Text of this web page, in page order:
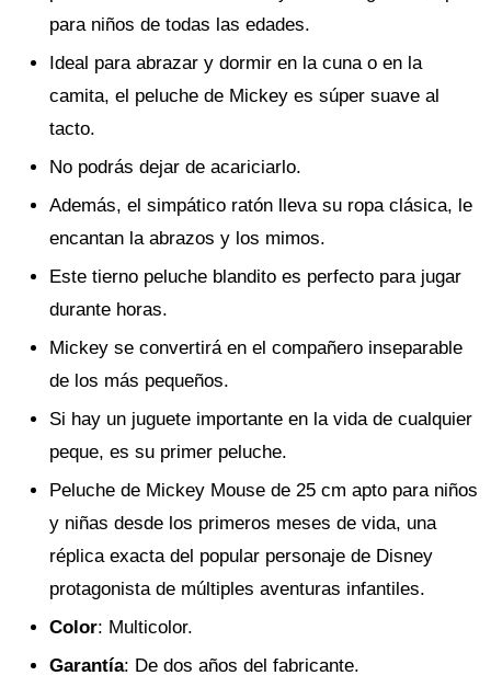
para niños de todas las edades.
Ideal para abrazar y dormir en la cuna o en la
camita, el peluche de Mickey es súper suave al
tacto.
No podrás dejar de acariciarlo.
Además, el simpático ratón lleva su ropa clásica, le
encantan la abrazos y los mimos.
Este tierno peluche blandito es perfecto para jugar
durante horas.
Mickey se convertirá en el compañero inseparable
de los más pequeños.
Si hay un juguete importante en la vida de cualquier
peque, es su primer peluche.
Peluche de Mickey Mouse de 25 cm apto para niños
y niñas desde los primeros meses de vida, una
réplica exacta del popular personaje de Disney
protagonista de múltiples aventuras infantiles.
Color: Multicolor.
Garantía: De dos años del fabricante.